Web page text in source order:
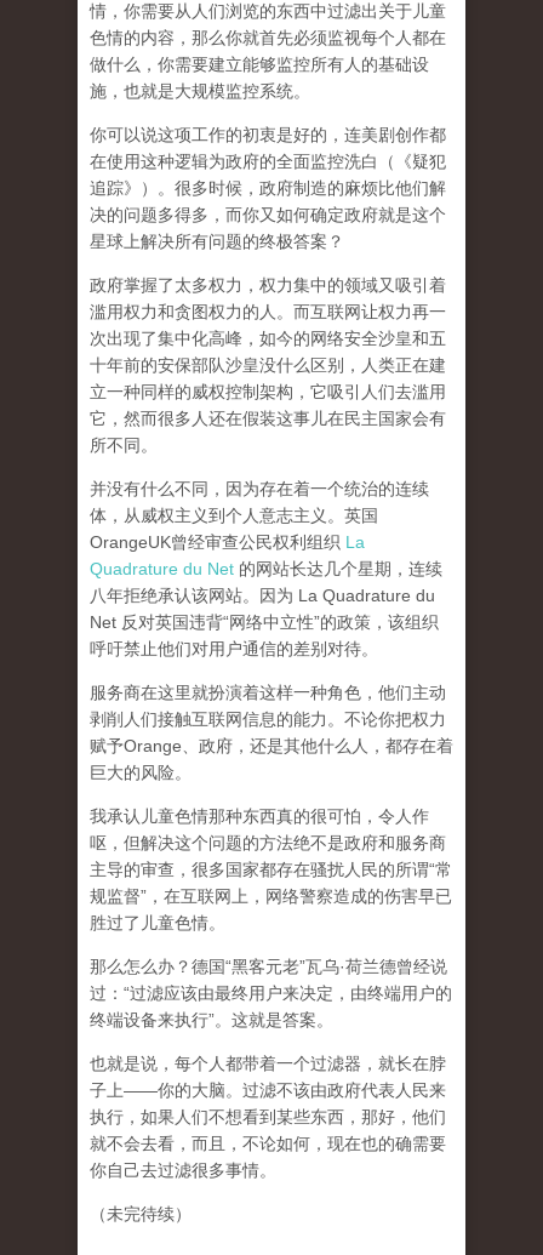
情，你需要从人们浏览的东西中过滤出关于儿童
色情的内容，那么你就首先必须监视每个人都在
做什么，你需要建立能够监控所有人的基础设
施，也就是大规模监控系统。
你可以说这项工作的初衷是好的，连美剧创作都
在使用这种逻辑为政府的全面监控洗白（《疑犯
追踪》）。 很多时候，政府制造的麻烦比他们解
决的问题多得多，而你又如何确定政府就是这个
星球上解决所有问题的终极答案？
政府掌握了太多权力，权力集中的领域又吸引着
滥用权力和贪图权力的人。而互联网让权力再一
次出现了集中化高峰， 如今的网络安全沙皇和五
十年前的安保部队沙皇没什么区别，人类正在建
立一种同样的威权控制架构，它吸引人们去滥用
它，然而很多人还在假装这事儿在民主国家会有
所不同。
并没有什么不同，因为存在着一个统治的连续
体，从威权主义到个人意志主义。英国
OrangeUK曾经审查公民权利组织 La
Quadrature du Net 的网站长达几个星期，连续
八年拒绝承认该网站。因为 La Quadrature du
Net 反对英国违背“网络中立性”的政策，该组织
呼吁禁止他们对用户通信的差别对待。
服务商在这里就扮演着这样一种角色，他们主动
剥削人们接触互联网信息的能力。不论你把权力
赋予Orange、政府，还是其他什么人，都存在着
巨大的风险。
我承认儿童色情那种东西真的很可怕，令人作
呕，但解决这个问题的方法绝不是政府和服务商
主导的审查，很多国家都存在骚扰人民的所谓“常
规监督”，在互联网上，网络警察造成的伤害早已
胜过了儿童色情。
那么怎么办？德国“黑客元老”瓦乌·荷兰德曾经说
过：“过滤应该由最终用户来决定，由终端用户的
终端设备来执行”。这就是答案。
也就是说，每个人都带着一个过滤器，就长在脖
子上——你的大脑。过滤不该由政府代表人民来
执行，如果人们不想看到某些东西，那好，他们
就不会去看，而且，不论如何，现在也的确需要
你自己去过滤很多事情。
（未完待续）